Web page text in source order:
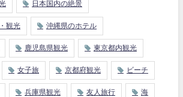
日本国内の絶景
観光 沖縄県のホテル
鹿児島県観光 東京都内観光
女子旅 京都府観光 ビーチ
兵庫県観光 友人旅行 海